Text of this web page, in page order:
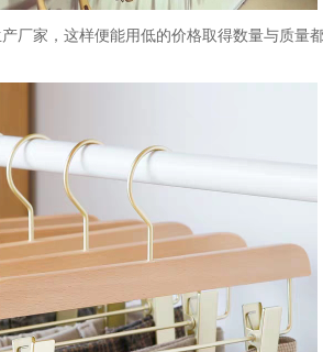
厂家，这样便能用低的价格取得数量与质量